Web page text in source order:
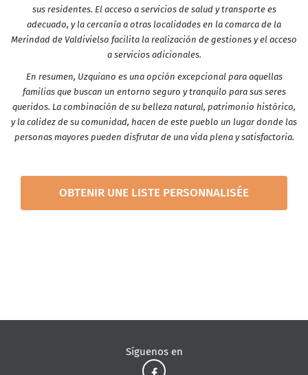
sus residentes. El acceso a servicios de salud y transporte es
adecuado, y la cercanía a otras localidades en la comarca de la
Merindad de Valdivielso facilita la realización de gestiones y el acceso
a servicios adicionales.
En resumen, Uzquiano es una opción excepcional para aquellas
familias que buscan un entorno seguro y tranquilo para sus seres
queridos. La combinación de su belleza natural, patrimonio histórico,
y la calidez de su comunidad, hacen de este pueblo un lugar donde las
personas mayores pueden disfrutar de una vida plena y satisfactoria.
OBTENIR UNE LISTE PERSONNALISÉE
Síguenos en